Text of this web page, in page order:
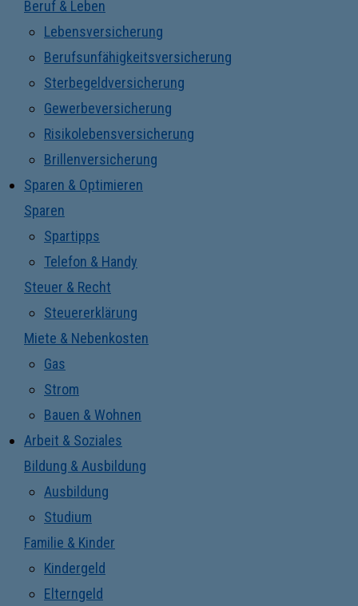
Beruf & Leben
Lebensversicherung
Berufsunfähigkeitsversicherung
Sterbegeldversicherung
Gewerbeversicherung
Risikolebensversicherung
Brillenversicherung
Sparen & Optimieren
Sparen
Spartipps
Telefon & Handy
Steuer & Recht
Steuererklärung
Miete & Nebenkosten
Gas
Strom
Bauen & Wohnen
Arbeit & Soziales
Bildung & Ausbildung
Ausbildung
Studium
Familie & Kinder
Kindergeld
Elterngeld